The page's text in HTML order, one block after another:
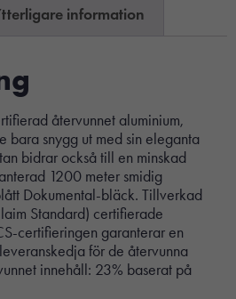
information
återvunnet aluminium,
bara snygg ut med sin eleganta
bidrar också till en minskad
1200 meter smidig
Dokumental-bläck. Tillverkad
Standard) certifierade
certifieringen garanterar en
för de återvunna
innehåll: 23% baserat på